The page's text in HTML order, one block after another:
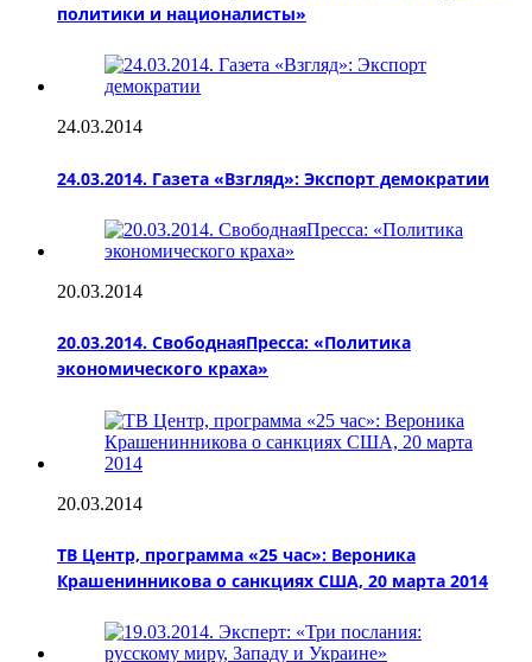
политики и националисты»
24.03.2014
24.03.2014. Газета «Взгляд»: Экспорт демократии
20.03.2014
20.03.2014. СвободнаяПресса: «Политика
экономического краха»
20.03.2014
ТВ Центр, программа «25 час»: Вероника
Крашенинникова о санкциях США, 20 марта 2014